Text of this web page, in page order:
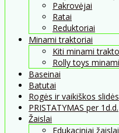
Pakrovėjai
Ratai
Reduktoriai
Minami traktoriai
Kiti minami
Rolly toys
Baseinai
Batutai
Rogės ir vaikiškos slidės
PRISTATYMAS per 1d.d.
Žaislai
Edukaciniai žaislai